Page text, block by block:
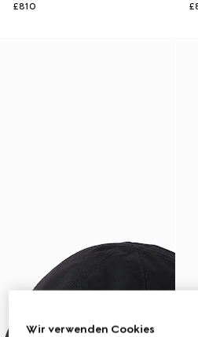
£810
Wir verwenden Cookies